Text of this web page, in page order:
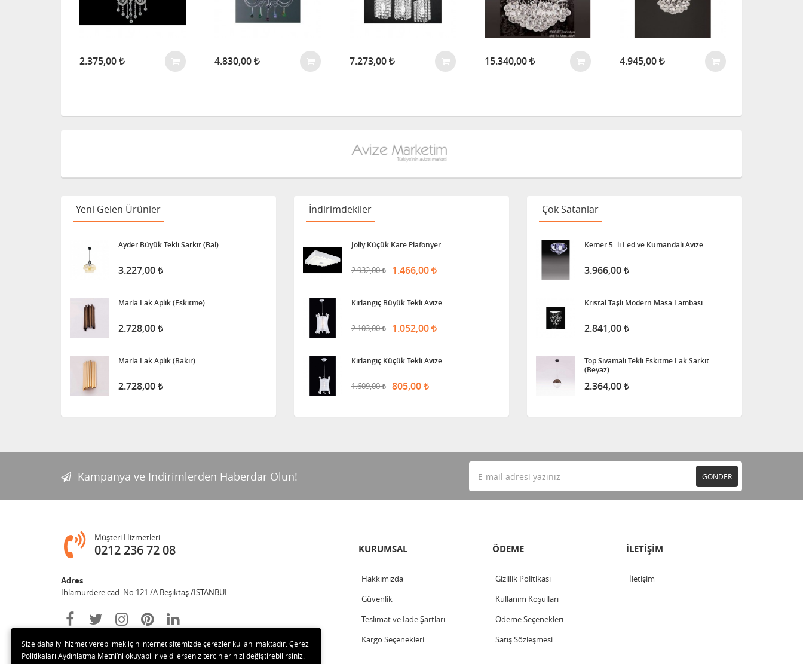
2.375,00 4.830,00 7.273,00 15.340,00 4.945,00
Yeni Gelen Ürünler
Ayder Büyük Tekli Sarkıt (Bal)
3.227,00
Marla Lak Aplik (Eskitme)
2.728,00
Marla Lak Aplik (Bakır)
2.728,00
İndirimdekiler
Jolly Küçük Kare Plafonyer
2.932,00 1.466,00
Kırlangıç Büyük Tekli Avize
2.103,00 1.052,00
Kırlangıç Küçük Tekli Avize
1.609,00 805,00
Çok Satanlar
Kemer 5´li Led ve Kumandalı Avize
3.966,00
Kristal Taşlı Modern Masa Lambası
2.841,00
Top Sıvamalı Tekli Eskitme Lak Sarkıt
(Beyaz)
2.364,00
Kampanya ve İndirimlerden Haberdar Olun! GÖNDER
Müşteri Hizmetleri
0212 236 72 08
Adres
Ihlamurdere cad. No:121 /A Beşiktaş /İSTANBUL
KURUMSAL
Hakkımızda
Güvenlik
Teslimat ve İade Şartları
Kargo Seçenekleri
ÖDEME
Gizlilik Politikası
Kullanım Koşulları
Ödeme Seçenekleri
Satış Sözleşmesi
İLETİŞİM
İletişim
Size daha iyi hizmet verebilmek için internet sitemizde çerezler kullanılmaktadır. Çerez
Politikaları Aydınlatma Metni’ni okuyabilir ve dilerseniz tercihlerinizi değiştirebilirsiniz.